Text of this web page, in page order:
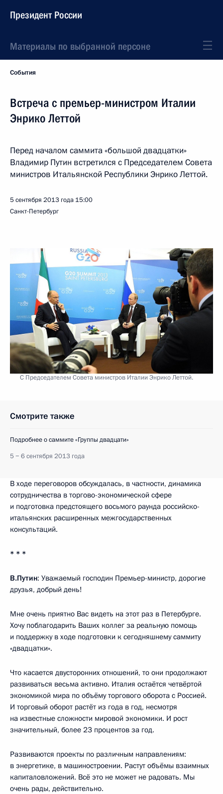
Президент России
Материалы по выбранной персоне
События
Встреча с премьер-министром Италии
Энрико Леттой
Перед началом саммита «большой двадцатки»
Владимир Путин встретился с Председателем Совета
министров Итальянской Республики Энрико Леттой.
5 сентября 2013 года 15:00
Санкт-Петербург
С Председателем Совета министров Италии Энрико Леттой.
Смотрите также
Подробнее о саммите «Группы двадцати»
5 − 6 сентября 2013 года
В ходе переговоров обсуждалась, в частности, динамика
сотрудничества в торгово-экономической сфере
и подготовка предстоящего восьмого раунда российско-
итальянских расширенных межгосударственных
консультаций.
* * *
В.Путин: Уважаемый господин Премьер-министр, дорогие
друзья, добрый день!
Мне очень приятно Вас видеть на этот раз в Петербурге.
Хочу поблагодарить Ваших коллег за реальную помощь
и поддержку в ходе подготовки к сегодняшнему саммиту
«двадцатки».
Что касается двусторонних отношений, то они продолжают
развиваться весьма активно. Италия остаётся четвёртой
экономикой мира по объёму торгового оборота с Россией.
И торговый оборот растёт из года в год, несмотря
на известные сложности мировой экономики. И рост
значительный, более 23 процентов за год.
Развиваются проекты по различным направлениям:
в энергетике, в машиностроении. Растут объёмы взаимных
капиталовложений. Всё это не может не радовать. Мы
очень рады, действительно.